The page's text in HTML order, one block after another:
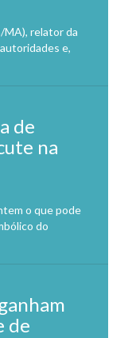
MA), relator da
e,
de
na
o que pode
do
de